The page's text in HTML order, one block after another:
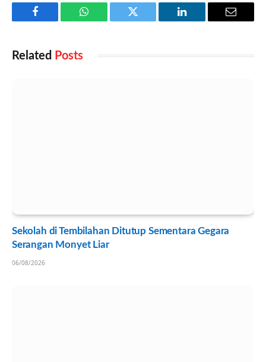
Facebook WhatsApp Twitter LinkedIn Email
Related Posts
Sekolah di Tembilahan Ditutup Sementara Gegara
Serangan Monyet Liar
06/08/2026